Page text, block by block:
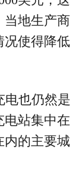
当地生产商
况使得降低
电也仍然是
电站集中在
内的主要城